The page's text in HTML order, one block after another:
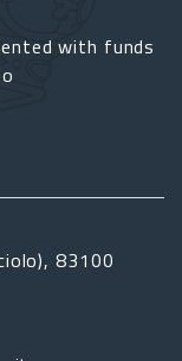
with funds
83100